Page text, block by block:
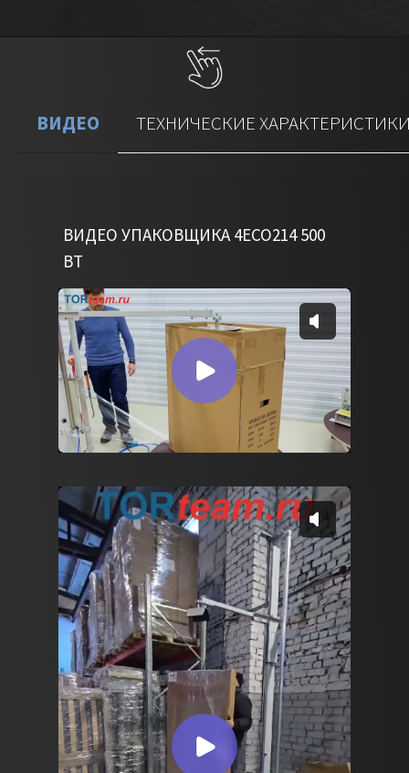
ВИДЕО ТЕХНИЧЕСКИЕ
ВИДЕО УПАКОВЩИКА 4ECO214 500
ВТ